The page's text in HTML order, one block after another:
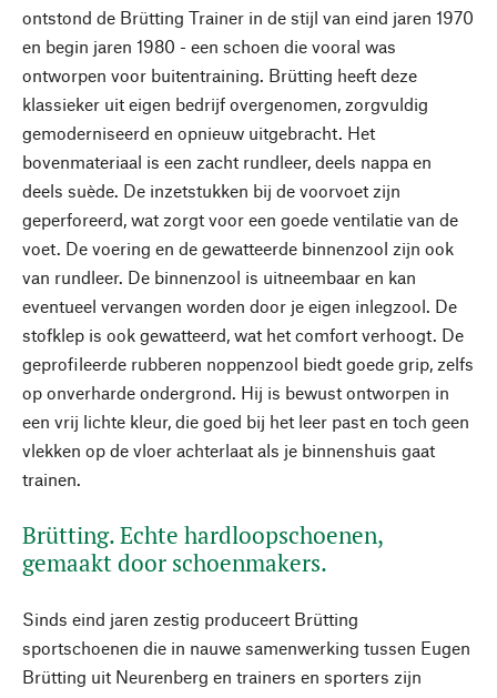
ontstond de Brütting Trainer in de stijl van eind jaren 1970
en begin jaren 1980 - een schoen die vooral was
ontworpen voor buitentraining. Brütting heeft deze
klassieker uit eigen bedrijf overgenomen, zorgvuldig
gemoderniseerd en opnieuw uitgebracht. Het
bovenmateriaal is een zacht rundleer, deels nappa en
deels suède. De inzetstukken bij de voorvoet zijn
geperforeerd, wat zorgt voor een goede ventilatie van de
voet. De voering en de gewatteerde binnenzool zijn ook
van rundleer. De binnenzool is uitneembaar en kan
eventueel vervangen worden door je eigen inlegzool. De
stofklep is ook gewatteerd, wat het comfort verhoogt. De
geprofileerde rubberen noppenzool biedt goede grip, zelfs
op onverharde ondergrond. Hij is bewust ontworpen in
een vrij lichte kleur, die goed bij het leer past en toch geen
vlekken op de vloer achterlaat als je binnenshuis gaat
trainen.
Brütting. Echte hardloopschoenen,
gemaakt door schoenmakers.
Sinds eind jaren zestig produceert Brütting
sportschoenen die in nauwe samenwerking tussen Eugen
Brütting uit Neurenberg en trainers en sporters zijn